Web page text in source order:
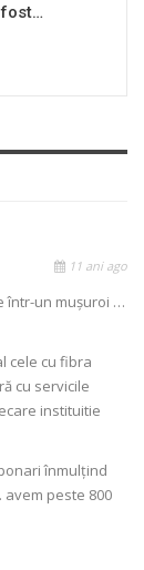
fost…
11 ani ago
într-un mușuroi …
cele cu fibra
cu servicile
instituitie
înmulțind
peste 800